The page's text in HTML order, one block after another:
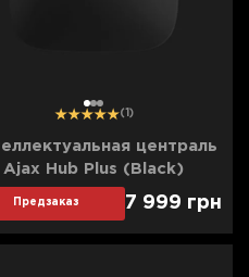
12 3 (1)
централь
Ajax Hub Plus (Black)
Предзаказ 7 999 грн